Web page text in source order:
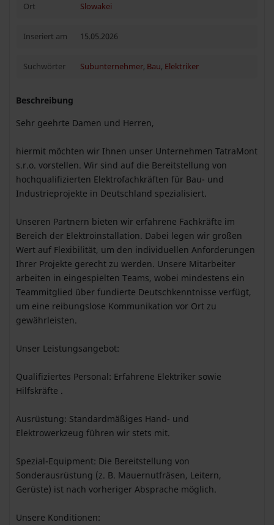
Ort Slowakei
Inseriert am 15.05.2026
Suchwörter Subunternehmer, Bau, Elektriker
Beschreibung
Sehr geehrte Damen und Herren,
hiermit möchten wir Ihnen unser Unternehmen TatraMont
s.r.o. vorstellen. Wir sind auf die Bereitstellung von
hochqualifizierten Elektrofachkräften für Bau- und
Industrieprojekte in Deutschland spezialisiert.
Unseren Partnern bieten wir erfahrene Fachkräfte im
Bereich der Elektroinstallation. Dabei legen wir großen
Wert auf Flexibilität, um den individuellen Anforderungen
Ihrer Projekte gerecht zu werden. Unsere Mitarbeiter
arbeiten in eingespielten Teams, wobei mindestens ein
Teammitglied über fundierte Deutschkenntnisse verfügt,
um eine reibungslose Kommunikation vor Ort zu
gewährleisten.
Unser Leistungsangebot:
Qualifiziertes Personal: Erfahrene Elektriker sowie
Hilfskräfte .
Ausrüstung: Standardmäßiges Hand- und
Elektrowerkzeug führen wir stets mit.
Spezial-Equipment: Die Bereitstellung von
Sonderausrüstung (z. B. Mauernutfräsen, Leitern,
Gerüste) ist nach vorheriger Absprache möglich.
Unsere Konditionen: